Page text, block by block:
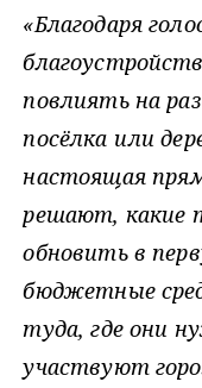
«Благодаря
повлиять на
посёлка или
настоящая
решают, какие
обновить в
бюджетные
туда, где они
участвуют